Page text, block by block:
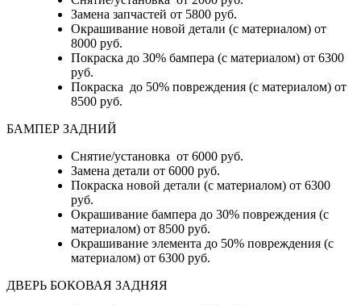
Замена запчастей от 5800 руб.
Окрашивание новой детали (с материалом) от
8000 руб.
Покраска до 30% бампера (с материалом) от 6300
руб.
Покраска до 50% повреждения (с материалом) от
8500 руб.
БАМПЕР ЗАДНИЙ
Снятие/установка от 6000 руб.
Замена детали от 6000 руб.
Покраска новой детали (с материалом) от 6300
руб.
Окрашивание бампера до 30% повреждения (с
материалом) от 8500 руб.
Окрашивание элемента до 50% повреждения (с
материалом) от 6300 руб.
ДВЕРЬ БОКОВАЯ ЗАДНЯЯ